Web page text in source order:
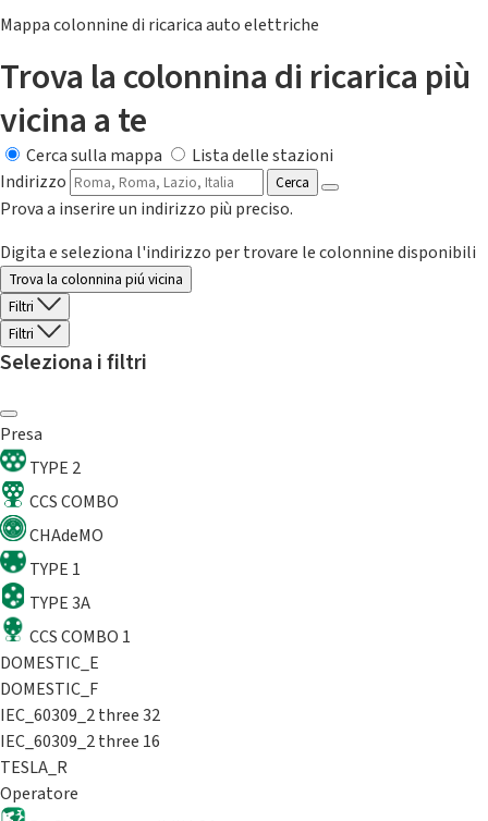
Mappa colonnine di ricarica auto elettriche
Trova la colonnina di ricarica più
vicina a te
Cerca sulla mappa
Lista delle stazioni
Indirizzo
Cerca
Prova a inserire un indirizzo più preciso.
Digita e seleziona l'indirizzo per trovare le colonnine disponibili
Trova la colonnina piú vicina
Filtri
Filtri
Seleziona i filtri
Presa
TYPE 2
CCS COMBO
CHAdeMO
TYPE 1
TYPE 3A
CCS COMBO 1
DOMESTIC_E
DOMESTIC_F
IEC_60309_2 three 32
IEC_60309_2 three 16
TESLA_R
Operatore